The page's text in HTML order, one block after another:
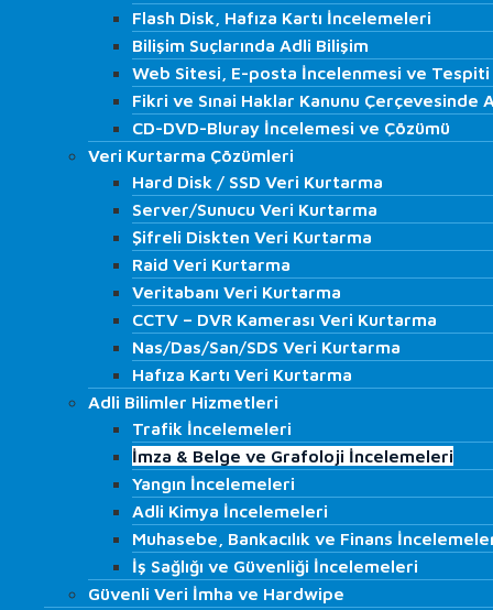
ISO 27001 Denetim ve Danışmanlığı
İç Denetim Hizmetleri
K.V.K.K. Danışmanlığı
IT Audit
İş Akdi Sonlanan Çalışan…
Regülasyon Kurumları Simülasyon Denetimleri
LABORATUVAR
Adli Bilişim Hizmetleri
Bilgisayar İncelemesi
Cep Telefonu ve Tablet İncelemesi
Görüntü Kaydı Analizi
Ses Kaydı Analizi
HTS, CGNAT, GPRS ve Baz İncelemeleri
Flash Disk, Hafıza Kartı İncelemeleri
Bilişim Suçlarında Adli Bilişim
Web Sitesi, E-posta İncelenmesi ve Tespiti
Fikri ve Sınai Haklar Kanunu Çerçevesinde
CD-DVD-Bluray İncelemesi ve Çözümü
Veri Kurtarma Çözümleri
Hard Disk / SSD Veri Kurtarma
Server/Sunucu Veri Kurtarma
Şifreli Diskten Veri Kurtarma
Raid Veri Kurtarma
Flash Disk, Hafıza Kartı İncelemeleri
Bilişim Suçlarında Adli Bilişim
Web Sitesi, E-posta İncelenmesi ve Tespiti
Fikri ve Sınai Haklar Kanunu Çerçevesinde
CD-DVD-Bluray İncelemesi ve Çözümü
Veri Kurtarma Çözümleri
Hard Disk / SSD Veri Kurtarma
Server/Sunucu Veri Kurtarma
Şifreli Diskten Veri Kurtarma
Raid Veri Kurtarma
Veritabanı Veri Kurtarma
CCTV – DVR Kamerası Veri Kurtarma
Nas/Das/San/SDS Veri Kurtarma
Hafıza Kartı Veri Kurtarma
Adli Bilimler Hizmetleri
Trafik İncelemeleri
İmza & Belge ve Grafoloji İncelemeleri
Yangın İncelemeleri
Adli Kimya İncelemeleri
Muhasebe, Bankacılık ve Finans
İş Sağlığı ve Güvenliği İncelemeleri
Güvenli Veri İmha ve Hardwipe
Flash Disk, Hafıza Kartı İncelemeleri
Bilişim Suçlarında Adli Bilişim
Web Sitesi, E-posta İncelenmesi ve Tespiti
Fikri ve Sınai Haklar Kanunu Çerçevesinde
CD-DVD-Bluray İncelemesi ve Çözümü
Veri Kurtarma Çözümleri
Hard Disk / SSD Veri Kurtarma
Server/Sunucu Veri Kurtarma
Şifreli Diskten Veri Kurtarma
Raid Veri Kurtarma
Veritabanı Veri Kurtarma
CCTV – DVR Kamerası Veri Kurtarma
Nas/Das/San/SDS Veri Kurtarma
Hafıza Kartı Veri Kurtarma
Adli Bilimler Hizmetleri
Trafik İncelemeleri
İmza & Belge ve Grafoloji İncelemeleri
Yangın İncelemeleri
Adli Kimya İncelemeleri
Muhasebe, Bankacılık ve Finans
İş Sağlığı ve Güvenliği İncelemeleri
Güvenli Veri İmha ve Hardwipe